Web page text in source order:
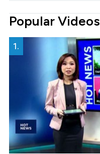
Popular Videos
1.